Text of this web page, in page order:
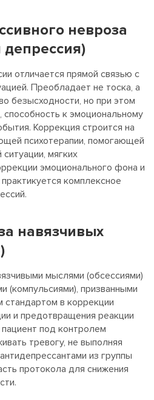
невроза
депрессия)
отличается прямой связью с
Преобладает не тоска, а
безысходности, но при этом
способность к эмоциональному
Коррекция строится на
психотерапии, помогающей
мягких
эмоционального фона и
комплексное
навязчивых
мыслями (обсессиями)
(компульсиями), призванными
стандартом в коррекции
и предотвращения реакции
под контролем
тревогу, не выполняя
из группы
протокола для снижения